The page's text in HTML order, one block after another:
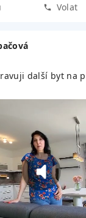
Volat
další byt na